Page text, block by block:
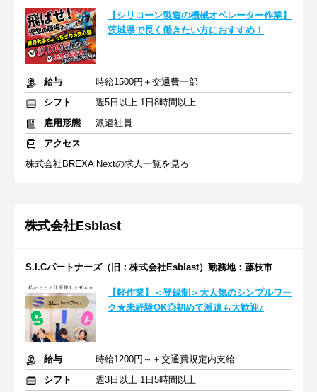
【シリコーン製造の機械オペレーター作業】
茨城県で長く働きたい方におすすめ！
給与
時給1500円＋交通費一部
シフト
週5日以上 1日8時間以上
雇用形態
派遣社員
アクセス
株式会社BREXA Nextの求人一覧を見る
株式会社Esblast
S.I.Cパートナーズ（旧：株式会社Esblast）勤務地：藤枝市
【軽作業】＜登録制＞大人気のシンプルワー
ク★未経験OK◎初めて派遣も大歓迎♪
給与
時給1200円～＋交通費規定内支給
シフト
週3日以上 1日5時間以上